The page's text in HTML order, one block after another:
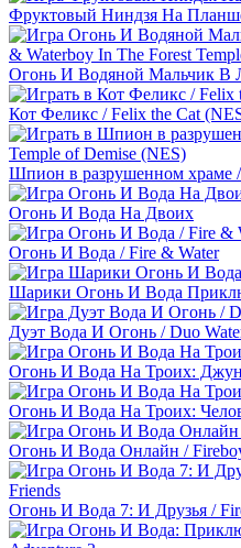
Фруктовый Ниндзя На
Огонь И Водяной Мальчик В
Кот Феликс / Felix the Cat
Шпион в разрушенном храме /
Огонь И Вода На Двоих
Огонь И Вода / Fire & Water
Шарики Огонь И Вода
Дуэт Вода И Огонь / Duo
Огонь И Вода На Троих:
Огонь И Вода На Троих:
Огонь И Вода Онлайн /
Огонь И Вода 7: И Друзья /